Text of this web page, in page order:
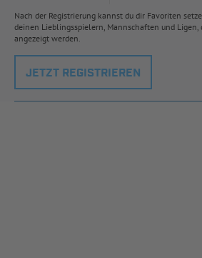
Nach der Registrierung kannst du dir Favoriten
deinen Lieblingsspielern, Mannschaften und
angezeigt werden.
JETZT REGISTRIEREN